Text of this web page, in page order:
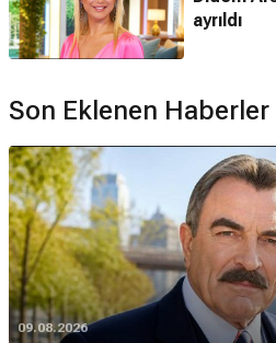
ayrıldı
Son Eklenen Haberler
09.08.2026